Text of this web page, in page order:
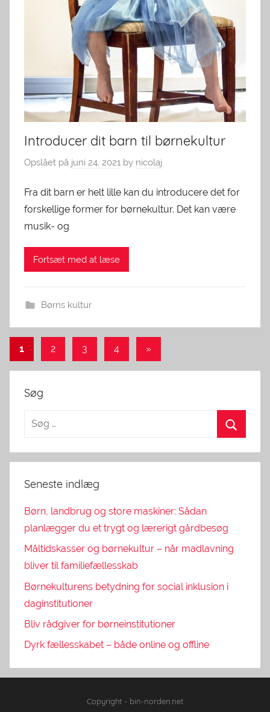
Introducer dit barn til børnekultur
Opslået på juni 24, 2021 by nicolaj
Fra dit barn er helt lille kan du introducere det for
forskellige former for børnekultur. Det kan være
musik- og
Fortsæt med at læse
Børns kultur
Indlægsinddeling
1 2 3 4
Next
Posts
»
Søg
Seneste indlæg
Børn, landbrug og store maskiner: Sådan
planlægger du et trygt og lærerigt gårdbesøg
Måltidskasser og børnekultur – når madlavning
bliver til familiefællesskab
Børnekulturens betydning for social inklusion i
daginstitutioner
Bliv rådgiver for børneinstitutioner
Dyrk fællesskabet – både online og offline